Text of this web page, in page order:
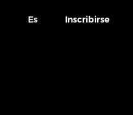
Es Inscribirse